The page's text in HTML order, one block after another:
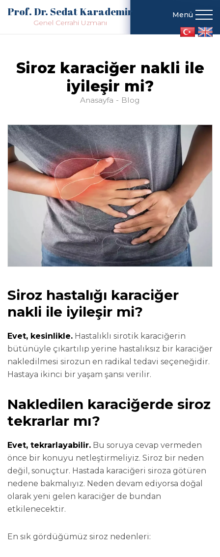
Prof. Dr. Sedat Karademir
Genel Cerrahi Uzmanı
Menü
Siroz karaciğer nakli ile
iyileşir mi?
Anasayfa Blog
Siroz hastalığı karaciğer
nakli ile iyileşir mi?
Evet, kesinlikle. Hastalıklı sirotik karaciğerin
bütünüyle çıkartılıp yerine hastalıksız bir karaciğer
nakledilmesi sirozun en radikal tedavi seçeneğidir.
Hastaya ikinci bir yaşam şansı verilir.
Nakledilen karaciğerde siroz
tekrarlar mı?
Evet, tekrarlayabilir. Bu soruya cevap vermeden
önce bir konuyu netleştirmeliyiz. Siroz bir neden
değil, sonuçtur. Hastada karaciğeri siroza götüren
nedene bakmalıyız. Neden devam ediyorsa doğal
olarak yeni gelen karaciğer de bundan
etkilenecektir.
En sık gördüğümüz siroz nedenleri: